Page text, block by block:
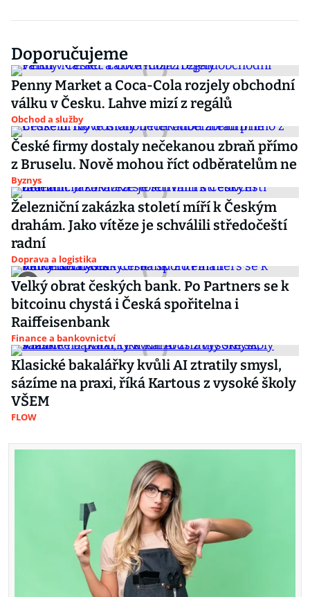
Doporučujeme
Penny Market a Coca-Cola rozjely obchodní
válku v Česku. Lahve mizí z regálů
Obchod a služby
České firmy dostaly nečekanou zbraň přímo
z Bruselu. Nově mohou říct odběratelům ne
Byznys
Železniční zakázka století míří k Českým
drahám. Jako vítěze je schválili středočeští
radní
Doprava a logistika
Velký obrat českých bank. Po Partners se k
bitcoinu chystá i Česká spořitelna i
Raiffeisenbank
Finance a bankovnictví
Klasické bakalářky kvůli AI ztratily smysl,
sázíme na praxi, říká Kartous z vysoké školy
VŠEM
FLOW